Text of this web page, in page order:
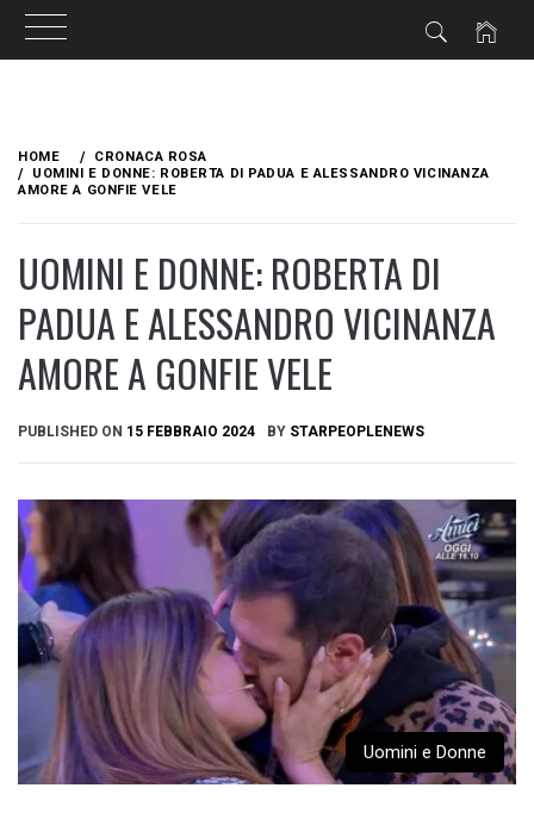
content
HOME
CRONACA ROSA
UOMINI E DONNE: ROBERTA DI PADUA E ALESSANDRO VICINANZA
AMORE A GONFIE VELE
UOMINI E DONNE: ROBERTA DI
PADUA E ALESSANDRO VICINANZA
AMORE A GONFIE VELE
PUBLISHED ON 15 FEBBRAIO 2024 BY STARPEOPLENEWS
Uomini e Donne